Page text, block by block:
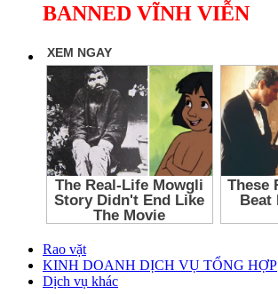
BANNED VĨNH VIỄN
Rao vặt
KINH DOANH DỊCH VỤ TỔNG HỢP
Dịch vụ khác